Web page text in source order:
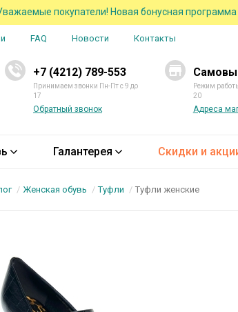
покупатели! Новая бонусная программа
FAQ Новости Контакты
+7 (4212) 789-553
Принимаем звонки Пн-Пт с 9 до
17
Обратный звонок
Режим
20
Адреса
Галантерея Скидки и
Женская обувь Туфли Туфли женские